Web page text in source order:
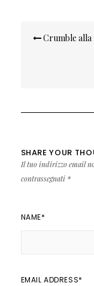
Crumble alla
SHARE YOUR
Il tuo indirizzo email
contrassegnati *
NAME*
EMAIL ADDRESS*